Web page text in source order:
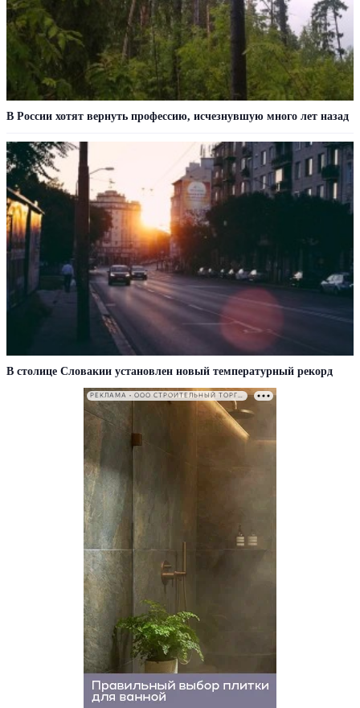
В России хотят вернуть профессию, исчезнувшую много лет назад
В столице Словакии установлен новый температурный рекорд
РЕКЛАМА • ООО СТРОИТЕЛЬНЫЙ ТОРГОВЫЙ ДОМ «ПЕТРОВИЧ». ИНН: 7802348846